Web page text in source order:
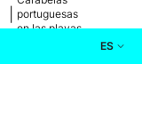
portuguesas
en las playas
ES